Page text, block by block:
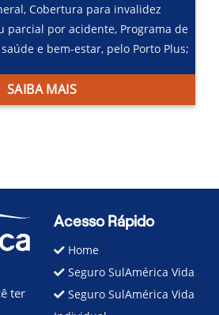
Cobertura para invalidez
parcial por acidente, Programa de
e bem-estar, pelo Porto Plus;
SAIBA MAIS
ter
Acesso Rápido
Home
Seguro SulAmérica Vida
Seguro SulAmérica Vida